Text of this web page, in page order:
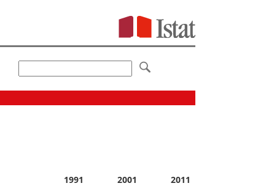
1991 2001 2011